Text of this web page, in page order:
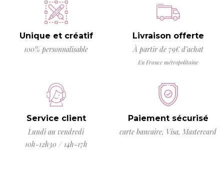
Unique et créatif
100% personnalisable
Livraison offerte
À partir de 79€ d’achat
En France métropolitaine
Service client
Lundi au vendredi
10h-12h30 / 14h-17h
Paiement sécurisé
carte bancaire, Visa, Mastercard